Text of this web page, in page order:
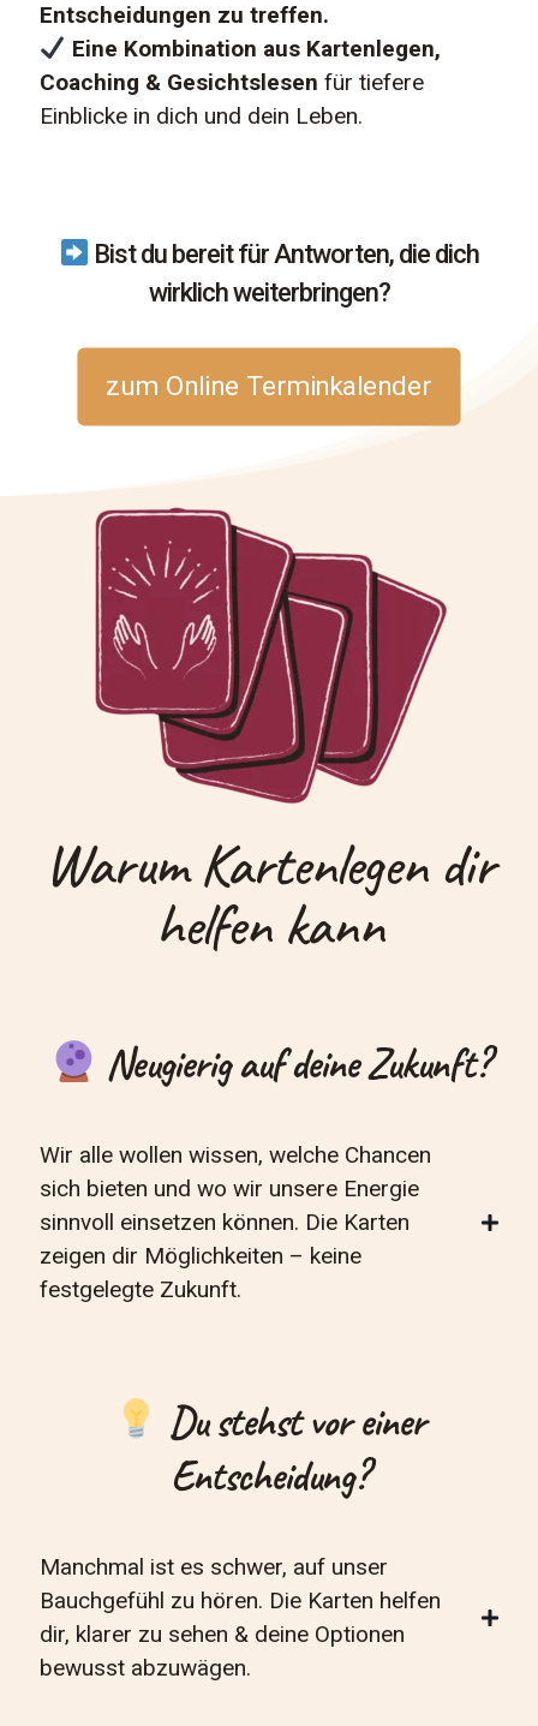
Entscheidungen zu treffen.
Eine Kombination aus Kartenlegen,
Coaching & Gesichtslesen für tiefere
Einblicke in dich und dein Leben.
Bist du bereit für Antworten, die dich
wirklich weiterbringen?
zum Online Terminkalender
Warum Kartenlegen dir
helfen kann
Neugierig auf deine Zukunft?
Wir alle wollen wissen, welche Chancen
sich bieten und wo wir unsere Energie
sinnvoll einsetzen können. Die Karten
zeigen dir Möglichkeiten – keine
festgelegte Zukunft.
Du stehst vor einer
Entscheidung?
Manchmal ist es schwer, auf unser
Bauchgefühl zu hören. Die Karten helfen
dir, klarer zu sehen & deine Optionen
bewusst abzuwägen.